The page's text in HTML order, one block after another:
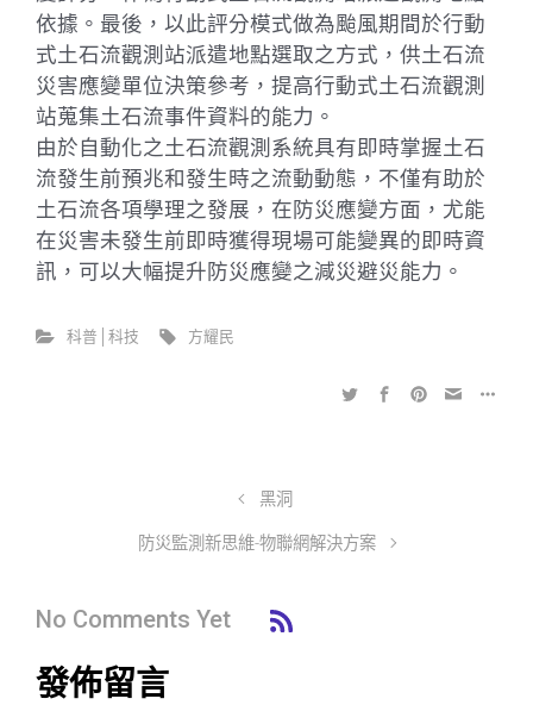
依據。最後，以此評分模式做為颱風期間於行動
式土石流觀測站派遣地點選取之方式，供土石流
災害應變單位決策參考，提高行動式土石流觀測
站蒐集土石流事件資料的能力。
由於自動化之土石流觀測系統具有即時掌握土石
流發生前預兆和發生時之流動動態，不僅有助於
土石流各項學理之發展，在防災應變方面，尤能
在災害未發生前即時獲得現場可能變異的即時資
訊，可以大幅提升防災應變之減災避災能力。
科普│科技 方耀民
黑洞
防災監測新思維-物聯網解決方案
No Comments Yet
發佈留言